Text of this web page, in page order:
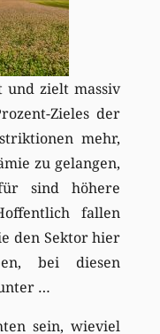
und zielt massiv
Zieles der
mehr,
zu gelangen,
sind höhere
fallen
den Sektor hier
bei diesen
…
sein, wieviel